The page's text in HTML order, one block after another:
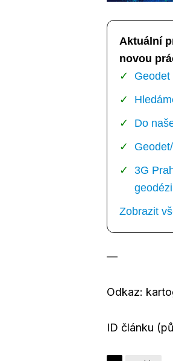
Aktuální
novou
Do
3G
Zobrazit
—
Odkaz:
ID článku